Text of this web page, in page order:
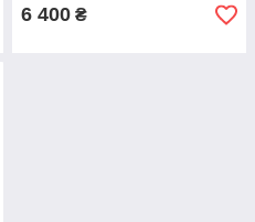
6 400 ₴